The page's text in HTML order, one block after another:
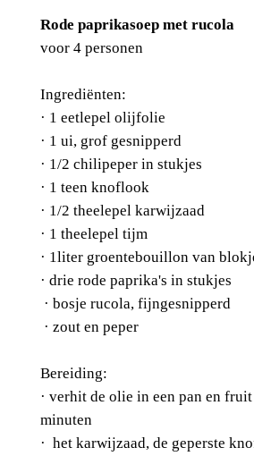
Rode paprikasoep met rucola
voor 4 personen
Ingrediënten:
· 1 eetlepel olijfolie
· 1 ui, grof gesnipperd
· 1/2 chilipeper in stukjes
· 1 teen knoflook
· 1/2 theelepel karwijzaad
· 1 theelepel tijm
· 1liter groentebouillon van
· drie rode paprika's in stukjes
· bosje rucola, fijngesnipperd
· zout en peper
Bereiding:
· verhit de olie in een pan en
minuten
· het karwijzaad, de geperste